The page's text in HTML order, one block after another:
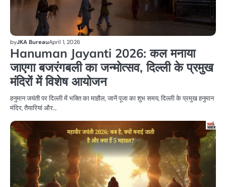
byJKA BureauApril 1, 2026
Hanuman Jayanti 2026: कल मनाया
जाएगा बजरंगबली का जन्मोत्सव, दिल्ली के प्रमुख
मंदिरों में विशेष आयोजन
हनुमान जयंती पर दिल्ली में भक्ति का माहौल, जानें पूजा का शुभ समय, दिल्ली के प्रमुख हनुमान
मंदिर, तैयारियां और…